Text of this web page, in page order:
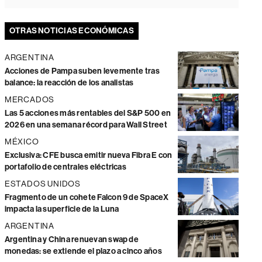
OTRAS NOTICIAS ECONÓMICAS
ARGENTINA
Acciones de Pampa suben levemente tras
balance: la reacción de los analistas
MERCADOS
Las 5 acciones más rentables del S&P 500 en
2026 en una semana récord para Wall Street
MÉXICO
Exclusiva: CFE busca emitir nueva Fibra E con
portafolio de centrales eléctricas
ESTADOS UNIDOS
Fragmento de un cohete Falcon 9 de SpaceX
impacta la superficie de la Luna
ARGENTINA
Argentina y China renuevan swap de
monedas: se extiende el plazo a cinco años